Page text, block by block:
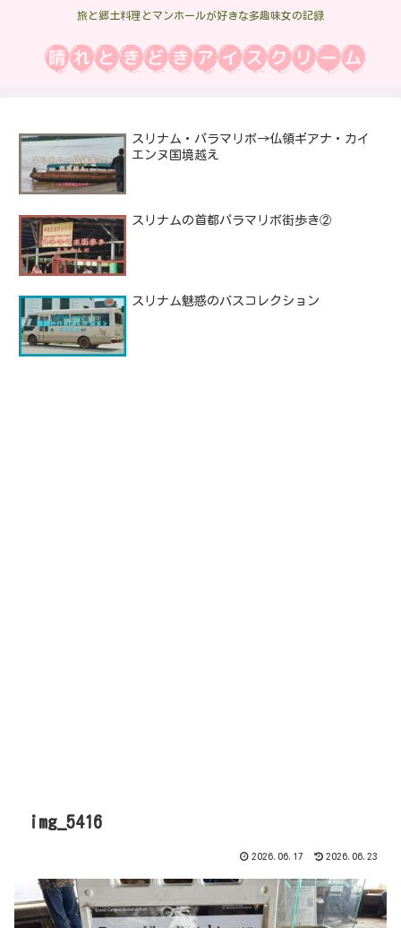
旅と郷土料理とマンホールが好きな多趣味女の記録
スリナム・パラマリボ→仏領ギアナ・カイ
エンヌ国境越え
スリナムの首都パラマリボ街歩き②
スリナム魅惑のバスコレクション
img_5416
2026.06.17 2026.06.23